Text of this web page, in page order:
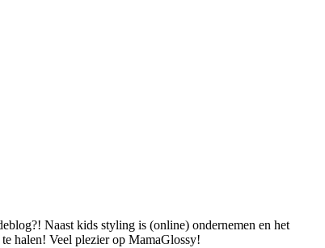
Naast kids styling is (online) ondernemen en het
halen! Veel plezier op MamaGlossy!